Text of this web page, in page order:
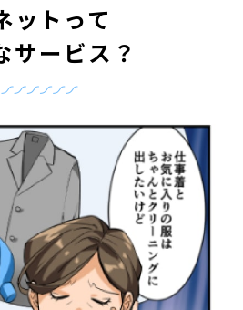
ットって
サービス？